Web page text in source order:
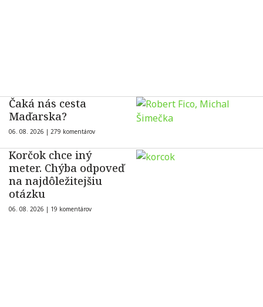
Čaká nás cesta
Maďarska?
06. 08. 2026 | 279 komentárov
Korčok chce iný
meter. Chýba odpoveď
na najdôležitejšiu
otázku
06. 08. 2026 | 19 komentárov